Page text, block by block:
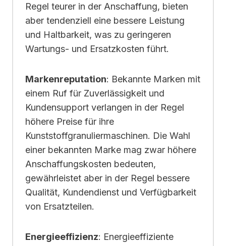
Regel teurer in der Anschaffung, bieten
aber tendenziell eine bessere Leistung
und Haltbarkeit, was zu geringeren
Wartungs- und Ersatzkosten führt.
Markenreputation: Bekannte Marken mit
einem Ruf für Zuverlässigkeit und
Kundensupport verlangen in der Regel
höhere Preise für ihre
Kunststoffgranuliermaschinen. Die Wahl
einer bekannten Marke mag zwar höhere
Anschaffungskosten bedeuten,
gewährleistet aber in der Regel bessere
Qualität, Kundendienst und Verfügbarkeit
von Ersatzteilen.
Energieeffizienz: Energieeffiziente